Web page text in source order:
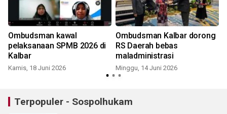
Ombudsman kawal
pelaksanaan SPMB 2026 di
Kalbar
Kamis, 18 Juni 2026
Ombudsman Kalbar dorong
RS Daerah bebas
maladministrasi
Minggu, 14 Juni 2026
Terpopuler - Sospolhukam